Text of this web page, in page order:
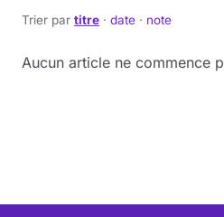
Trier par titre · date · note
Aucun article ne commence